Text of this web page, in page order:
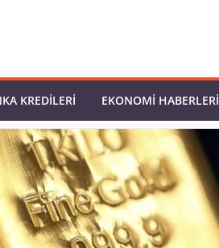
KREDILERI EKONOMI HABERLERI